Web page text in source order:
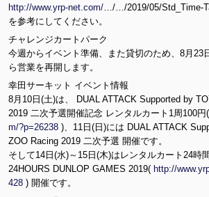
J
e
CI
9r
q
Y
D
http://www.yrp-net.com/…/…/2019/05/Std_Time-
を参考にしてください。
チャレンジカートパーク
今週からイベント準備、また貸切のため、8月23
ら営業を再開します。
幸田サーキット イベント情報
8月10日(土)は、 DUAL ATTACK Supported by
2019 二次予選開催記念 レンタルカート1周100円(
m/?p=26238 )、11日(日)には DUAL ATTACK
ZOO Racing 2019 二次予選 開催です。
そして14日(水)～15日(木)はレンタルカート24時
24HOURS DUNLOP GAMES 2019( http://
428 ) 開催です。